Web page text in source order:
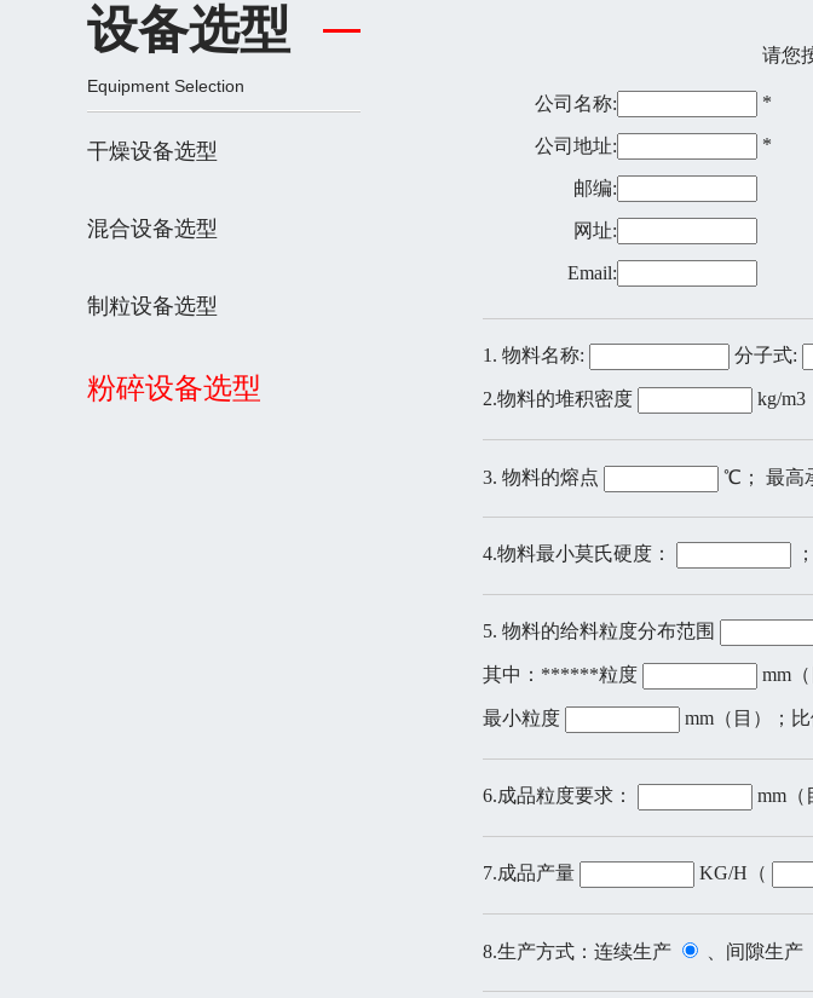
设备选型
Equipment Selection
干燥设备选型
混合设备选型
制粒设备选型
粉碎设备选型
请您
公司名称: *
公司地址: *
邮编:
网址:
Email:
1. 物料名称: 分子式:
2.物料的堆积密度 kg/m3
3. 物料的熔点 ℃； 最高
4.物料最小莫氏硬度：
5. 物料的给料粒度分布范围
其中：******粒度 mm
最小粒度 mm（目）；
6.成品粒度要求： mm（
7.成品产量 KG/H（
8.生产方式：连续生产 、间隙生产